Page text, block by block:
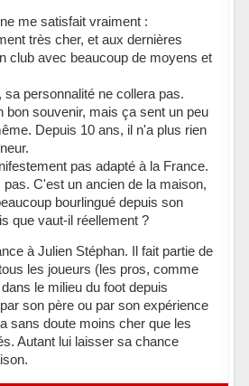
me satisfait vraiment :
très cher, et aux dernières
club avec beaucoup de moyens et
personnalité ne collera pas.
bon souvenir, mais ça sent un peu
Depuis 10 ans, il n'a plus rien
pas adapté à la France.
C'est un ancien de la maison,
bourlingué depuis son
que vaut-il réellement ?
à Julien Stéphan. Il fait partie de
les joueurs (les pros, comme
le milieu du foot depuis
son père ou par son expérience
sans doute moins cher que les
Autant lui laisser sa chance